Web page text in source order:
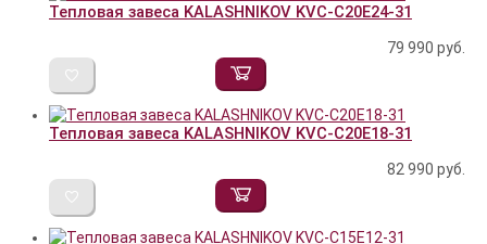
Тепловая завеса KALASHNIKOV KVС-C20E24-31
79 990 руб.
Тепловая завеса KALASHNIKOV KVС-C20E18-31
82 990 руб.